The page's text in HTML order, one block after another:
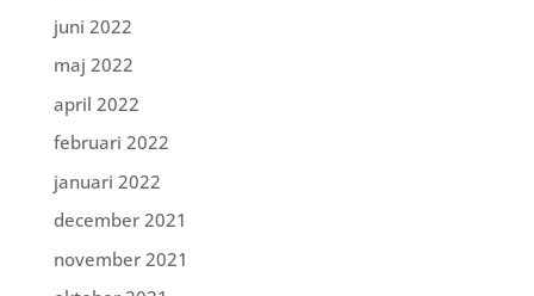
juni 2022
maj 2022
april 2022
februari 2022
januari 2022
december 2021
november 2021